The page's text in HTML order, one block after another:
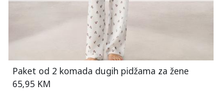
Paket od 2 komada dugih pidžama za žene
65,95 KM